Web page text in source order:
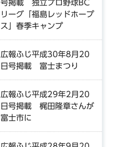
号掲載 独立プロ野球BC
リーグ「福島レッドホープ
ス」春季キャンプ
広報ふじ平成30年8月20
日号掲載 富士まつり
広報ふじ平成29年2月20
日号掲載 梶田隆章さんが
富士市に